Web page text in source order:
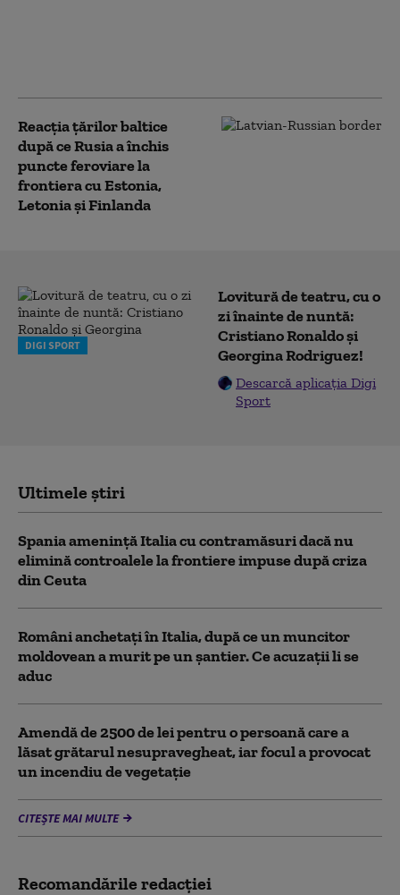
Reacția ţărilor baltice
după ce Rusia a închis
puncte feroviare la
frontiera cu Estonia,
Letonia și Finlanda
DIGI SPORT
Lovitură de teatru, cu o
zi înainte de nuntă:
Cristiano Ronaldo și
Georgina Rodriguez!
Descarcă aplicația Digi
Sport
Ultimele știri
Spania ameninţă Italia cu contramăsuri dacă nu
elimină controalele la frontiere impuse după criza
din Ceuta
Români anchetați în Italia, după ce un muncitor
moldovean a murit pe un șantier. Ce acuzații li se
aduc
Amendă de 2500 de lei pentru o persoană care a
lăsat grătarul nesupravegheat, iar focul a provocat
un incendiu de vegetaţie
CITEȘTE MAI MULTE
Recomandările redacţiei